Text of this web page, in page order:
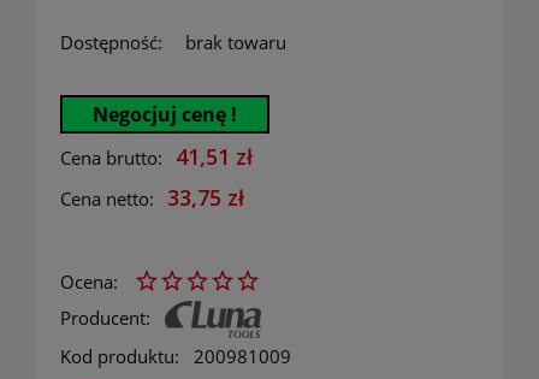
Dostępność: brak towaru
Negocjuj cenę !
Cena brutto: 41,51 zł
Cena netto: 33,75 zł
Ocena:
Producent:
Kod produktu:
200981009